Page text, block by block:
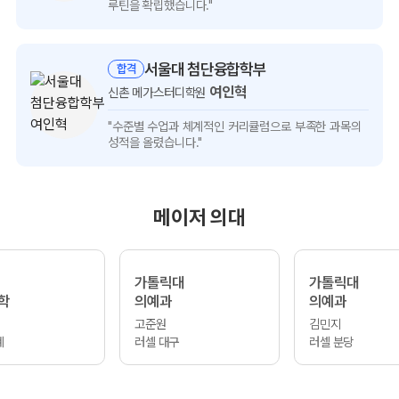
루틴을 확립했습니다."
합격 서울대 첨단융합학부
신촌 메가스터디학원 여인혁
"수준별 수업과 체계적인 커리큘럼으로 부족한 과목의
성적을 올렸습니다."
메이저 의대
가톨릭대
의예과
고준원
러셀 대구
가톨릭대
의예과
김민지
러셀 분당